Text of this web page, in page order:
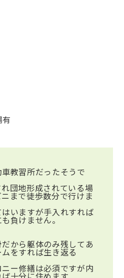
教習所だったそうで
団地形成されている場
まで徒歩数分で行けま
いますが手入れすれば
負けません。
から躯体のみ残してあ
をすれば生き返る
ー修繕は必須ですが内